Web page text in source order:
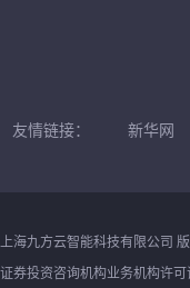
友情链接： 新华网
上海九方云智能科技有限公司
证券投资咨询机构业务机构许